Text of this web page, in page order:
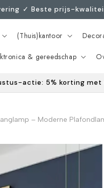
ㅤㅤ✓ Beste prijs-
(Thuis)kantoor
& gereedschap
actie: 5% korting met
– Moderne